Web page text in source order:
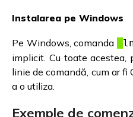
Instalarea pe Windows
Pe Windows, comanda
implicit. Cu toate acestea,
linie de comandă, cum ar fi
a o utiliza.
Exemple de